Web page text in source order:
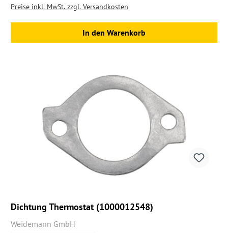
Preise inkl. MwSt. zzgl. Versandkosten
In den Warenkorb
Dichtung Thermostat (1000012548)
Weidemann GmbH